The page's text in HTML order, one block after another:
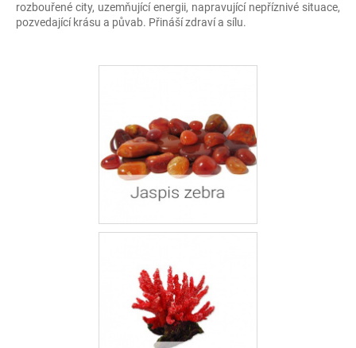
rozbouřené city, uzemňující energii, napravující nepříznivé situace,
pozvedající krásu a půvab. Přináší zdraví a sílu.